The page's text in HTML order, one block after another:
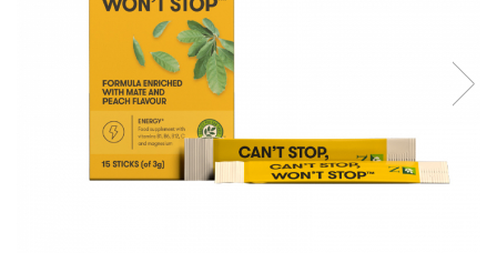
Pulsoximetre de deget
Pulsoximetre profesionale
Monitorizare medicala
Stetoscoape
Spirometre